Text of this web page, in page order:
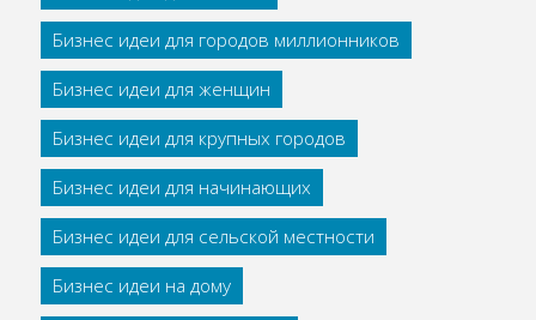
Бизнес идеи для городов миллионников
Бизнес идеи для женщин
Бизнес идеи для крупных городов
Бизнес идеи для начинающих
Бизнес идеи для сельской местности
Бизнес идеи на дому